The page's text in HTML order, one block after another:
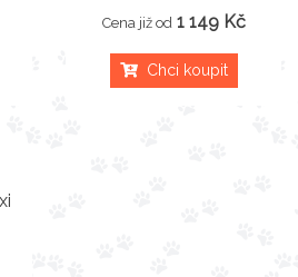
Cena již od 1 149 Kč
Chci koupit